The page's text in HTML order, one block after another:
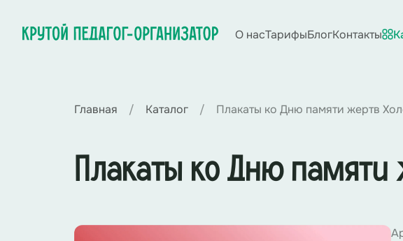
О насТарифыБлогКонтакты
Главная Каталог Плакаты ко Дню памяти жертв
Плакаты ко Дню памяти